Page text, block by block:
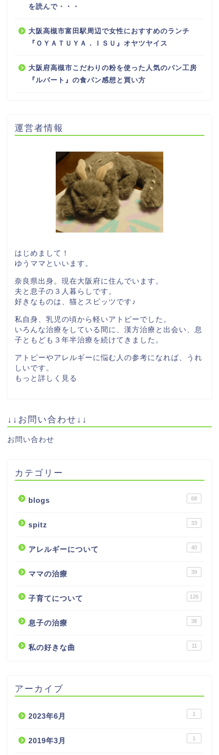
を読んで・・・
大阪高槻市富田駅周辺で女性におすすめのランチ
『ＯＹＡＴＵＹＡ．ＩＳＵ』オヤツヤイス
大阪府高槻市こだわりの粉を使った人気のパン工房
『ルバート』の食パン感想と買い方
運営者情報
はじめまして！
ゆうママといいます。
奈良県出身。現在大阪府に住んでいます。
夫と息子の３人暮らしです。
好きなものは、猫とスピッツです♪
私自身、乳児の頃から軽いアトピーでした。
いろんな治療をしている間に、漢方治療と出会い、息
子ともども３年半治療を続けてきました。
アトピーやアレルギーに悩む人の参考になれば、うれ
しいです。
もっと詳しく見る
↓↓お問い合わせ↓↓
お問い合わせ
カテゴリー
blogs 68
spitz 33
アレルギーについて 40
ママの治療 39
子育てについて 126
息子の治療 38
私の好きな曲 11
アーカイブ
2023年6月 1
2019年3月 1